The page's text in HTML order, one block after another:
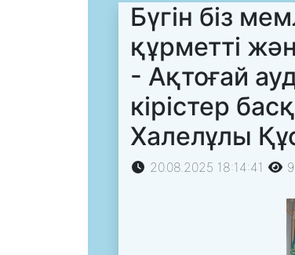
Бүгін біз
құрметті
- Ақтоғай
кірістер
Халелұлы
20.08.2025 18:14:41